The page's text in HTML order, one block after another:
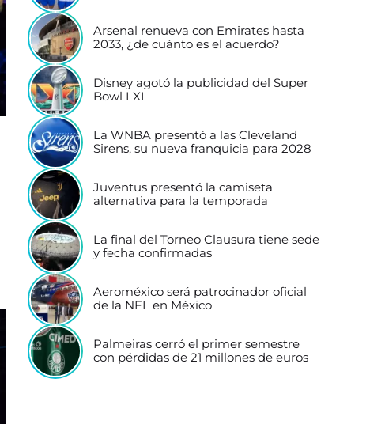
Arsenal renueva con Emirates hasta
2033, ¿de cuánto es el acuerdo?
Disney agotó la publicidad del Super
Bowl LXI
La WNBA presentó a las Cleveland
Sirens, su nueva franquicia para 2028
Juventus presentó la camiseta
alternativa para la temporada
La final del Torneo Clausura tiene sede
y fecha confirmadas
Aeroméxico será patrocinador oficial
de la NFL en México
Palmeiras cerró el primer semestre
con pérdidas de 21 millones de euros